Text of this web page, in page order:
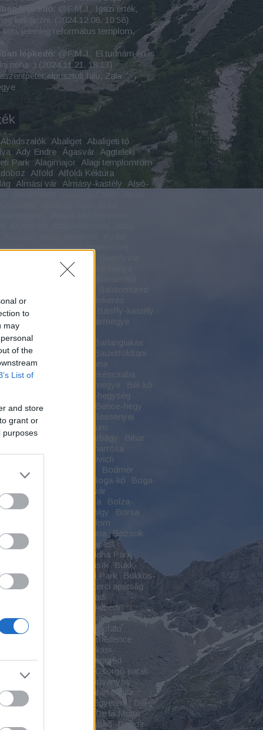
or
to
may
of the
List of
and store
grant or
purposes
lépkedő: @F.M.J.: Igazi érték,
kell őrizni. (2024.12.08. 10:58)
kori, jelenleg református templom,
lépkedő: @F.M.J.: El tudnám én is
néha :) ( 2024.11.21. 18:13)
elpusztult falu, Zala
Abádszalók Abaliget Abaligeti tó
Ady Endre Ágasvár Aggteleki
Park Alagimajor Alagi templomrom
Alföld
Alföldi Kéktúra
Almási vár Almásy-kastély
Alsó-
A Muhi csata emlékműve
Bakonszeg
Balaton-felvidék
romok
körút
Bánffy-kastély
Baranya vármegye
Barlanglakás
várkastély
Bauxitföldtani
Bazaltömlés
Bazaltorgona
Békás-szoros
Békéscsaba
Békés vármegye
Bél-kő
Béli-hegység
kastély
Bence-hegy
hegyi kilátó
Bessenyei
Bethlen Gábor Kollégium
Betyárok Biatorbágy
Bihar
Biharrósa
Blaskovich
Bodmér
Boga Boga-kő
Boga-
Boldogkői vár
Boldogkő vára
Bolza-
Bonchida Borosán-völgy
Borsa
Bortemplom
Bosznia-Hercegovina
Bozsok
Budai-hegység
Budapest
Buddha Park
Bükk-fennsík
Bükk-
Bükkalja Bükki Nemzeti Park
Bükkös-
Bulz-kő
Ciszterci apátság
Csabaszabadi
Csanádalberti
Császártöltés Csebény Csebény
Cserepes-völgy
Cserépfalu
Csíki-medence
Csókási
CsomaKőrös
Csongrád
Csanád vármegye
Csörgő-patak
szurdok
Csóványos
Csukás-vízesés
Czárán Gyula
Debrecen Debreceni Egyetem
Dél-
De la Motte
Dobogókő Doboz